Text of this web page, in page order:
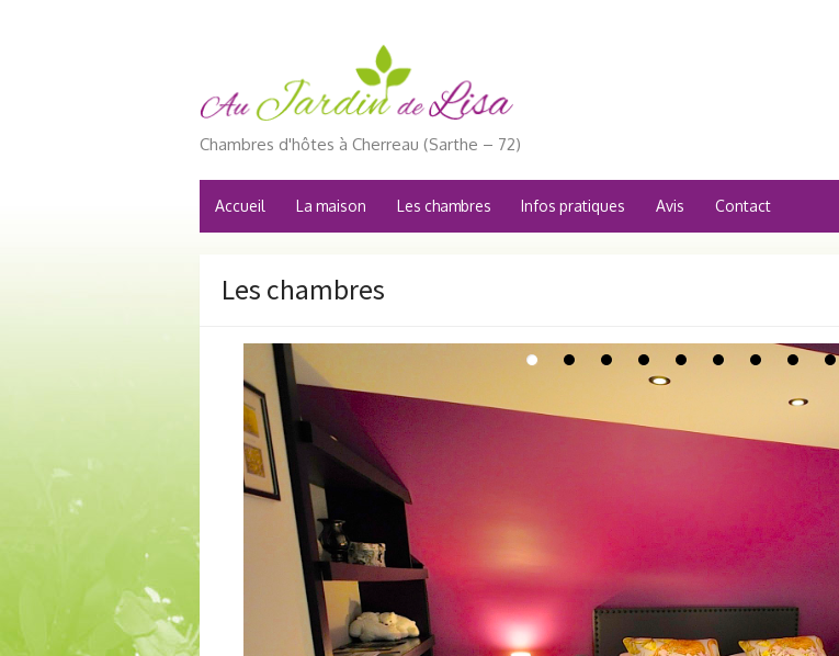
Chambres d'hôtes à Cherreau (Sarthe – 72)
Accueil La maison Les chambres Infos pratiques Avis Contact
Les chambres